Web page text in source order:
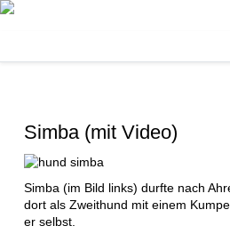
Simba (mit Video)
Simba (im Bild links) durfte nach
dort als Zweithund mit einem
er selbst.